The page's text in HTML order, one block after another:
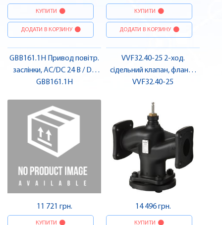
КУПИТИ
ДОДАТИ В КОРЗИНУ
КУПИТИ
ДОДАТИ В КОРЗИНУ
GBB161.1H Привод повітр.
заслінки, AC/DC 24 В / DC
0…10 В, 25 Нм, 150 с |
GBB161.1H
11 721 грн.
КУПИТИ
VVF32.40-25 2-ход.
сідельний клапан, фланц.,
PN10, DN40, kvs 25 |
VVF32.40-25
14 496 грн.
КУПИТИ